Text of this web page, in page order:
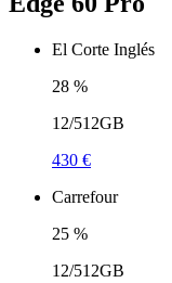
El Corte Inglés
28 %
12/512GB
430 €
Carrefour
25 %
12/512GB